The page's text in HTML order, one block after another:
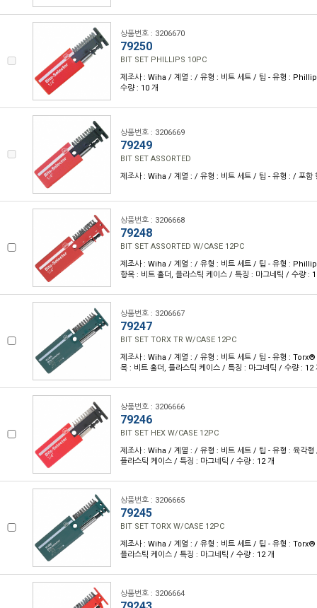
상품번호 : 3206670
79250
BIT SET PHILLIPS 10PC
제조사 : Wiha / 계열 : / 유형 : 비트 세트 / 팁 - 유형 :
수량 : 10 개
상품번호 : 3206669
79249
BIT SET ASSORTED
제조사 : Wiha / 계열 : / 유형 : 비트 세트 / 팁 - 유형 : / 포함
상품번호 : 3206668
79248
BIT SET ASSORTED W/CASE 12PC
제조사 : Wiha / 계열 : / 유형 : 비트 세트 / 팁 - 유형 :
항목 : 비트 홀더, 플라스틱 케이스 / 특징 : 마그네틱 / 수량 :
상품번호 : 3206667
79247
BIT SET TORX TR W/CASE 12PC
제조사 : Wiha / 계열 : / 유형 : 비트 세트 / 팁 - 유형 :
목 : 비트 홀더, 플라스틱 케이스 / 특징 : 마그네틱 / 수량 : 12
상품번호 : 3206666
79246
BIT SET HEX W/CASE 12PC
제조사 : Wiha / 계열 : / 유형 : 비트 세트 / 팁 - 유형 : 육각형
플라스틱 케이스 / 특징 : 마그네틱 / 수량 : 12 개
상품번호 : 3206665
79245
BIT SET TORX W/CASE 12PC
제조사 : Wiha / 계열 : / 유형 : 비트 세트 / 팁 - 유형 : Torx®
플라스틱 케이스 / 특징 : 마그네틱 / 수량 : 12 개
상품번호 : 3206664